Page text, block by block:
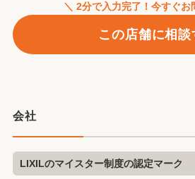
＼ 2分で入力完了！今すぐお
この店舗に相談
会社
LIXILのマイスター制度の認定マーク